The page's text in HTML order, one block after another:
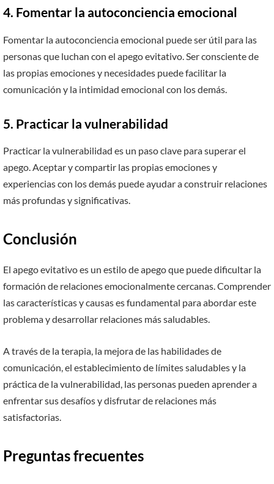
4. Fomentar la autoconciencia emocional
Fomentar la autoconciencia emocional puede ser útil para las
personas que luchan con el apego evitativo. Ser consciente de
las propias emociones y necesidades puede facilitar la
comunicación y la intimidad emocional con los demás.
5. Practicar la vulnerabilidad
Practicar la vulnerabilidad es un paso clave para superar el
apego. Aceptar y compartir las propias emociones y
experiencias con los demás puede ayudar a construir relaciones
más profundas y significativas.
Conclusión
El apego evitativo es un estilo de apego que puede dificultar la
formación de relaciones emocionalmente cercanas. Comprender
las características y causas es fundamental para abordar este
problema y desarrollar relaciones más saludables.
A través de la terapia, la mejora de las habilidades de
comunicación, el establecimiento de límites saludables y la
práctica de la vulnerabilidad, las personas pueden aprender a
enfrentar sus desafíos y disfrutar de relaciones más
satisfactorias.
Preguntas frecuentes